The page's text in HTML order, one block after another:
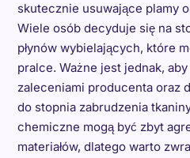
skutecznie usuwające plamy
Wiele osób decyduje się na
płynów wybielających, które
pralce. Ważne jest jednak,
zaleceniami producenta oraz
do stopnia zabrudzenia
chemiczne mogą być zbyt
materiałów, dlatego warto